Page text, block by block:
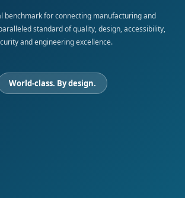
benchmark for connecting manufacturing and
standard of quality, design, accessibility,
and engineering excellence.
World-class. By design.